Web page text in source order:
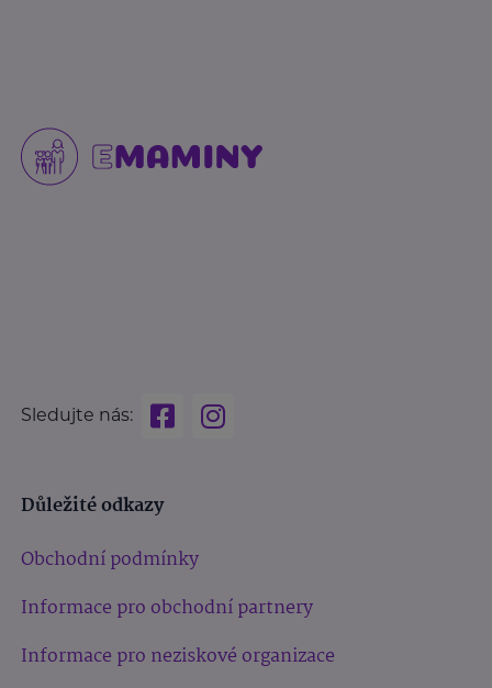
Sledujte nás:
Důležité odkazy
Obchodní podmínky
Informace pro obchodní partnery
Informace pro neziskové organizace